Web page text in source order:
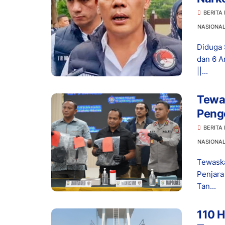
BERITA
Diduga
dan 6
||...
BERITA
Tan...
110